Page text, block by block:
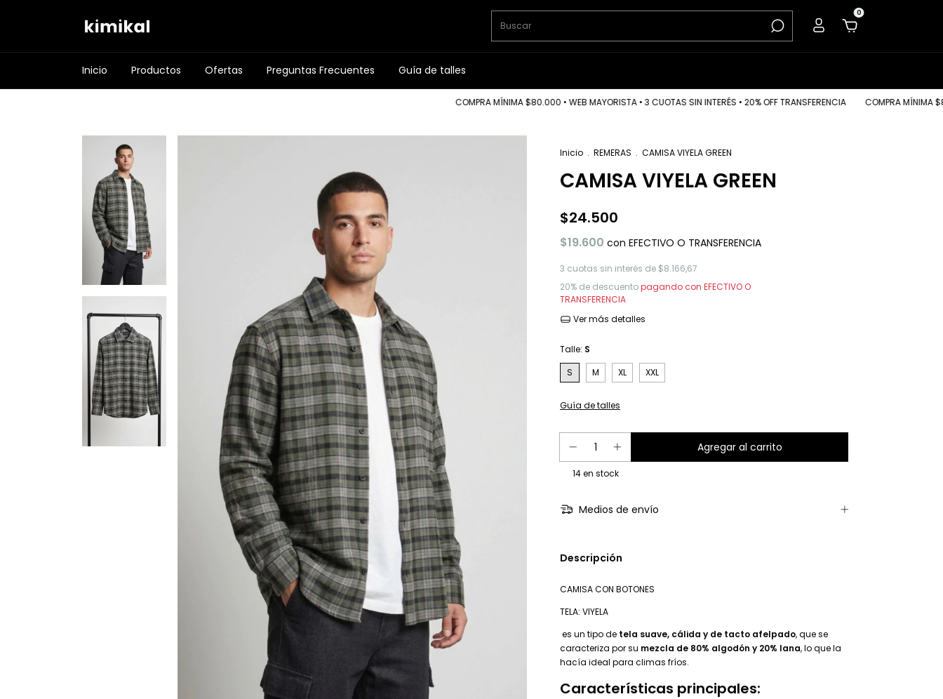
0
Inicio Productos Ofertas Preguntas Frecuentes Guía de talles
COMPRA MÍNIMA $80.000 • WEB MAYORISTA • 3 CUOTAS SIN INTERÉS • 20% OFF TRANSFERENCIA COMPRA MÍNIMA
Inicio . REMERAS . CAMISA VIYELA GREEN
CAMISA VIYELA GREEN
$24.500
$19.600 con EFECTIVO O TRANSFERENCIA
3 cuotas sin interés de $8.166,67
20% de descuentopagando con EFECTIVO O
TRANSFERENCIA
Ver más detalles
Talle: S
S
M XL XXL
Guía de talles
14en stock
Medios de envío
Descripción
CAMISA CON BOTONES
TELA: VIYELA
es un tipo de tela suave, cálida y de tacto afelpado, que se
caracteriza por su mezcla de 80% algodón y 20% lana, lo que la
hacía ideal para climas fríos.
Características principales: